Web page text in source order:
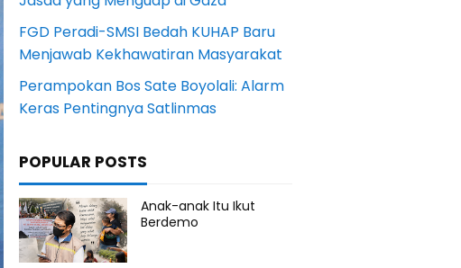
FGD Peradi-SMSI Bedah KUHAP Baru
Menjawab Kekhawatiran Masyarakat
Perampokan Bos Sate Boyolali: Alarm
Keras Pentingnya Satlinmas
POPULAR POSTS
Anak-anak Itu Ikut
Berdemo